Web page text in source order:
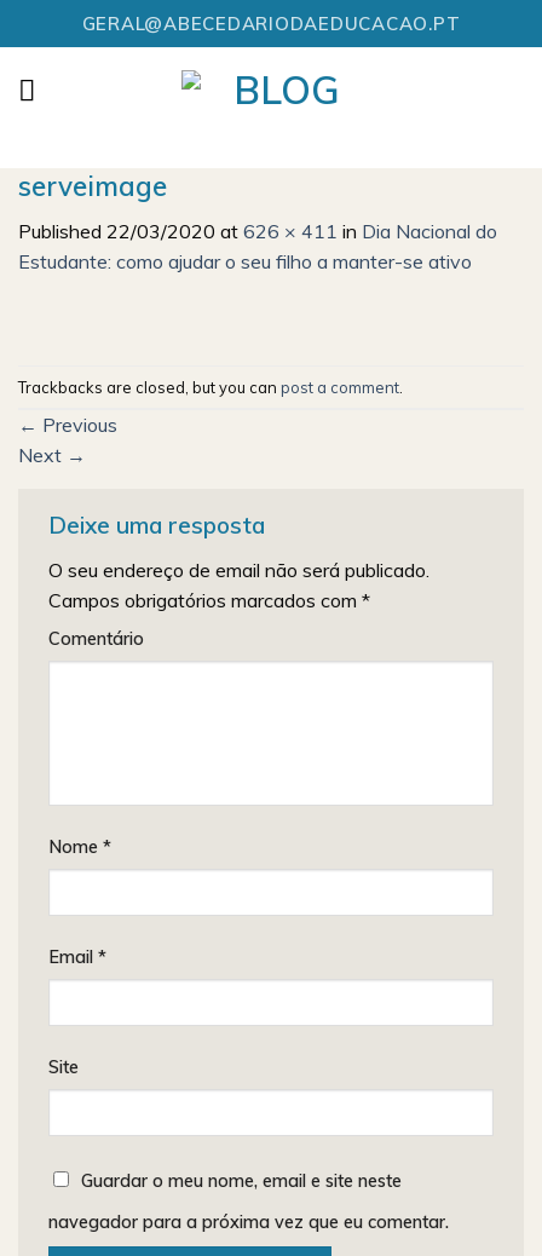
to
content
GERAL@ABECEDARIODAEDUCACAO.PT
serveimage
Published 22/03/2020 at 626 × 411 in Dia Nacional do
Estudante: como ajudar o seu filho a manter-se ativo
Trackbacks are closed, but you can post a comment
← Previous
Next →
Deixe uma resposta
O seu endereço de email não será publicado.
Campos obrigatórios marcados com *
Comentário
Nome *
Email *
Site
Guardar o meu nome, email e site neste
navegador para a próxima vez que eu comentar.